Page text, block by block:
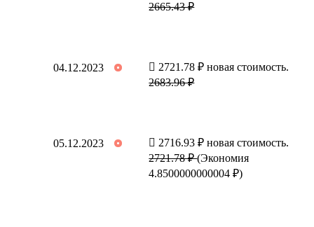
2665.43 ₽
04.12.2023
2721.78 ₽ новая стоимость.
2683.96 ₽
05.12.2023
2716.93 ₽ новая стоимость.
2721.78 ₽(Экономия
4.8500000000004 ₽)